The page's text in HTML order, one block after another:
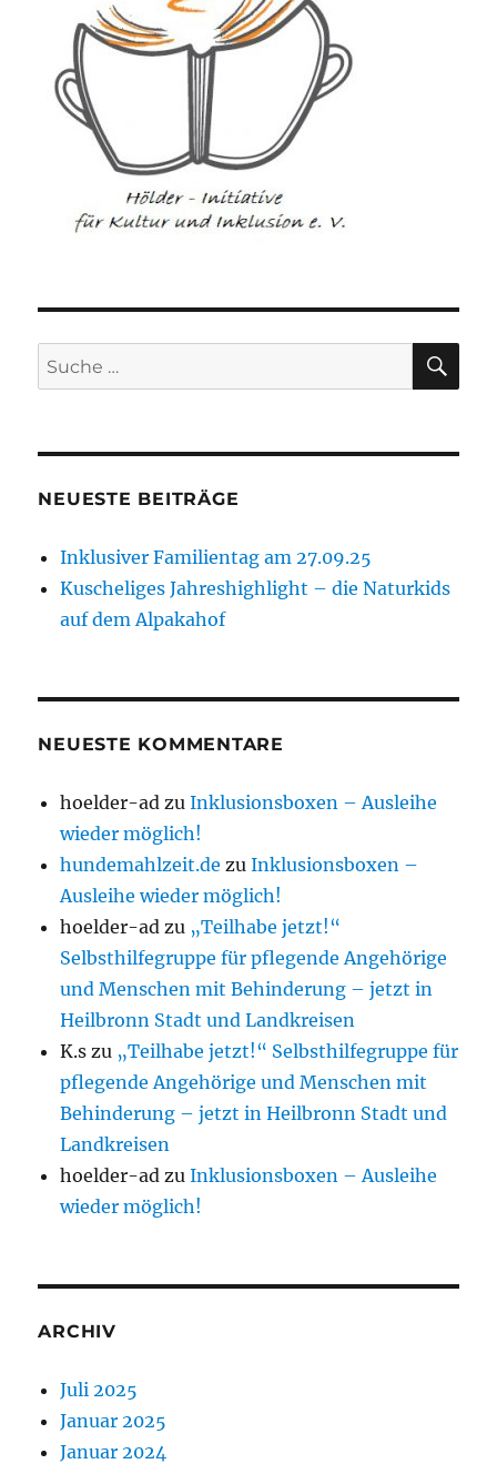
Suche
nach:
NEUESTE BEITRÄGE
Inklusiver Familientag am 27.09.25
Kuscheliges Jahreshighlight – die Naturkids
auf dem Alpakahof
NEUESTE KOMMENTARE
hoelder-ad zuInklusionsboxen – Ausleihe
wieder möglich!
hundemahlzeit.de zuInklusionsboxen –
Ausleihe wieder möglich!
hoelder-ad zu „Teilhabe jetzt!“
Selbsthilfegruppe für pflegende Angehörige
und Menschen mit Behinderung – jetzt in
Heilbronn Stadt und Landkreisen
K.s zu „Teilhabe jetzt!“ Selbsthilfegruppe für
pflegende Angehörige und Menschen mit
Behinderung – jetzt in Heilbronn Stadt und
Landkreisen
hoelder-ad zuInklusionsboxen – Ausleihe
wieder möglich!
ARCHIV
Juli 2025
Januar 2025
Januar 2024